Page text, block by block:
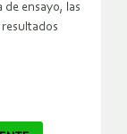
ensayo, las